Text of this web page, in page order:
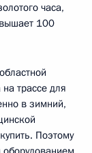
часа,
100
трассе для
в зимний,
Поэтому